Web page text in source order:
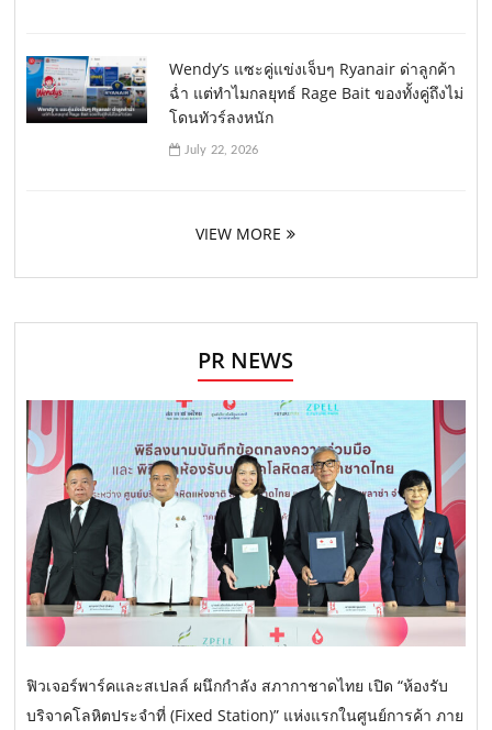
Wendy’s แซะคู่แข่งเจ็บๆ Ryanair ด่าลูกค้า
ฉ่ำ แต่ทำไมกลยุทธ์ Rage Bait ของทั้งคู่ถึงไม่
โดนทัวร์ลงหนัก
July 22, 2026
VIEW MORE
PR NEWS
ฟิวเจอร์พาร์คและสเปลล์ ผนึกกำลัง สภากาชาดไทย เปิด “ห้องรับ
บริจาคโลหิตประจำที่ (Fixed Station)” แห่งแรกในศูนย์การค้า ภาย